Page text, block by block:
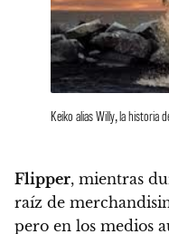
Keiko alias Willy, la historia
Flipper, mientras
raíz de
pero en los medios